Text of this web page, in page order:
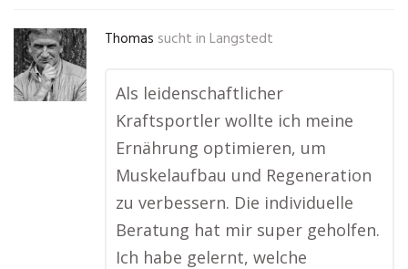
Thomas sucht in Langstedt
Als leidenschaftlicher
Kraftsportler wollte ich meine
Ernährung optimieren, um
Muskelaufbau und Regeneration
zu verbessern. Die individuelle
Beratung hat mir super geholfen.
Ich habe gelernt, welche